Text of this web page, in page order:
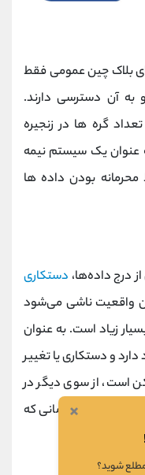
بلاک چین عمومی فقط
آن دسترسی دارند.
گره ها در زنجیره
عنوان یک سیستم نیمه
بودن داده ها
درج داده‌ها، دستکاری
واقعیت ناشی می‌شود
زیاد است. به عنوان
و دستکاری یا تغییر
است، از سوی دیگر در
تغییر داد تا زمانی که
×
مطلع شوید؟